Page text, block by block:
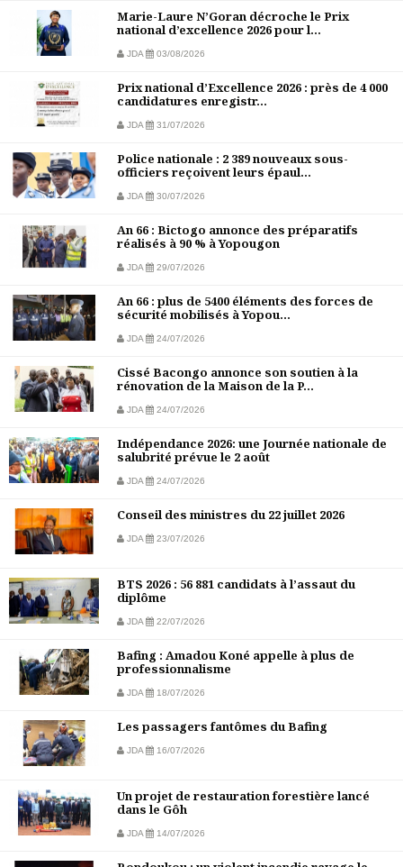
Marie-Laure N’Goran décroche le Prix
national d’excellence 2026 pour l...
JDA 03/08/2026
Prix national d’Excellence 2026 : près de 4 000
candidatures enregistr...
JDA 31/07/2026
Police nationale : 2 389 nouveaux sous-
officiers reçoivent leurs épaul...
JDA 30/07/2026
An 66 : Bictogo annonce des préparatifs
réalisés à 90 % à Yopougon
JDA 29/07/2026
An 66 : plus de 5400 éléments des forces de
sécurité mobilisés à Yopou...
JDA 24/07/2026
Cissé Bacongo annonce son soutien à la
rénovation de la Maison de la P...
JDA 24/07/2026
Indépendance 2026: une Journée nationale de
salubrité prévue le 2 août
JDA 24/07/2026
Conseil des ministres du 22 juillet 2026
JDA 23/07/2026
BTS 2026 : 56 881 candidats à l’assaut du
diplôme
JDA 22/07/2026
Bafing : Amadou Koné appelle à plus de
professionnalisme
JDA 18/07/2026
Les passagers fantômes du Bafing
JDA 16/07/2026
Un projet de restauration forestière lancé
dans le Gôh
JDA 14/07/2026